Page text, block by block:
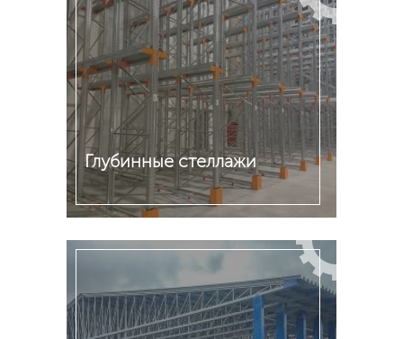
Глубинные стеллажи
Подробнее